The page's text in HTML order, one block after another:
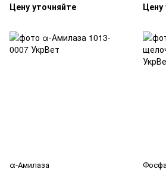
Цену уточняйте Цену
α-Амилаза